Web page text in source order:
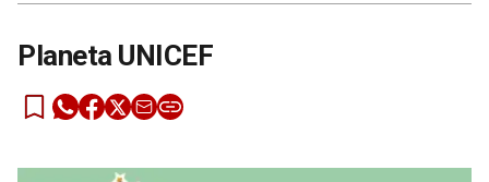
Planeta UNICEF